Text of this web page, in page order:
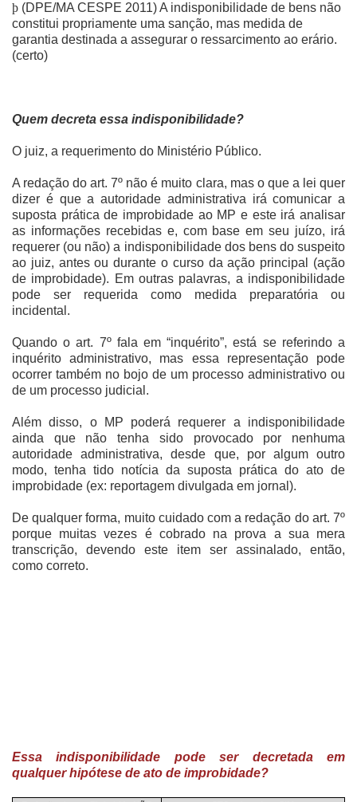
þ (DPE/MA CESPE 2011) A indisponibilidade de bens não
constitui propriamente uma sanção, mas medida de
garantia destinada a assegurar o ressarcimento ao erário.
(certo)
Quem decreta essa indisponibilidade?
O juiz, a requerimento do Ministério Público.
A redação do art. 7º não é muito clara, mas o que a lei quer
dizer é que a autoridade administrativa irá comunicar a
suposta prática de improbidade ao MP e este irá analisar
as informações recebidas e, com base em seu juízo, irá
requerer (ou não) a indisponibilidade dos bens do suspeito
ao juiz, antes ou durante o curso da ação principal (ação
de improbidade). Em outras palavras, a indisponibilidade
pode ser requerida como medida preparatória ou
incidental.
Quando o art. 7º fala em “inquérito”, está se referindo a
inquérito administrativo, mas essa representação pode
ocorrer também no bojo de um processo administrativo ou
de um processo judicial.
Além disso, o MP poderá requerer a indisponibilidade
ainda que não tenha sido provocado por nenhuma
autoridade administrativa, desde que, por algum outro
modo, tenha tido notícia da suposta prática do ato de
improbidade (ex: reportagem divulgada em jornal).
De qualquer forma, muito cuidado com a redação do art. 7º
porque muitas vezes é cobrado na prova a sua mera
transcrição, devendo este item ser assinalado, então,
como correto.
Essa indisponibilidade pode ser decretada em
qualquer hipótese de ato de improbidade?